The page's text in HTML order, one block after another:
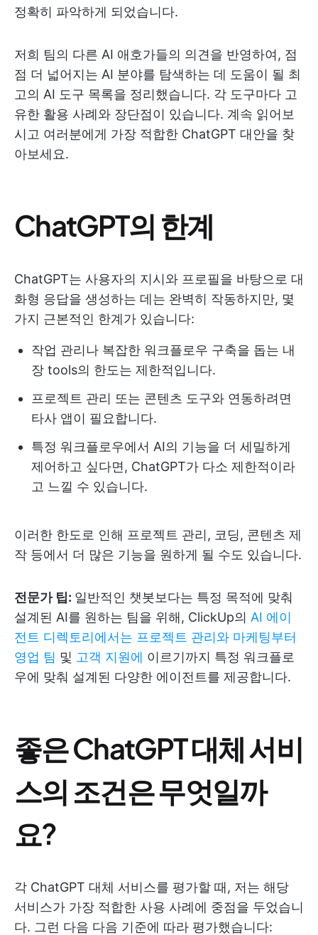
정확히 파악하게 되었습니다.
저희 팀의 다른 AI 애호가들의 의견을 반영하여, 점
점 더 넓어지는 AI 분야를 탐색하는 데 도움이 될 최
고의 AI 도구 목록을 정리했습니다. 각 도구마다 고
유한 활용 사례와 장단점이 있습니다. 계속 읽어보
시고 여러분에게 가장 적합한 ChatGPT 대안을 찾
아보세요.
ChatGPT의 한계
ChatGPT는 사용자의 지시와 프로필을 바탕으로 대
화형 응답을 생성하는 데는 완벽히 작동하지만, 몇
가지 근본적인 한계가 있습니다:
작업 관리나 복잡한 워크플로우 구축을 돕는 내
장 tools의 한도는 제한적입니다.
프로젝트 관리 또는 콘텐츠 도구와 연동하려면
타사 앱이 필요합니다.
특정 워크플로우에서 AI의 기능을 더 세밀하게
제어하고 싶다면, ChatGPT가 다소 제한적이라
고 느낄 수 있습니다.
이러한 한도로 인해 프로젝트 관리, 코딩, 콘텐츠 제
작 등에서 더 많은 기능을 원하게 될 수도 있습니다.
전문가 팁: 일반적인 챗봇보다는 특정 목적에 맞춰
설계된 AI를 원하는 팀을 위해, ClickUp의 AI 에이
전트 디렉토리에서는 프로젝트 관리와 마케팅부터
영업 팀 및 고객 지원에 이르기까지 특정 워크플로
우에 맞춰 설계된 다양한 에이전트를 제공합니다.
좋은 ChatGPT 대체 서비
스의 조건은 무엇일까
요?
각 ChatGPT 대체 서비스를 평가할 때, 저는 해당
서비스가 가장 적합한 사용 사례에 중점을 두었습니
다. 그런 다음 다음 기준에 따라 평가했습니다: